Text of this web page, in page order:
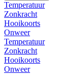
Temperatuur
Zonkracht
Hooikoorts
Onweer
Temperatuur
Zonkracht
Hooikoorts
Onweer